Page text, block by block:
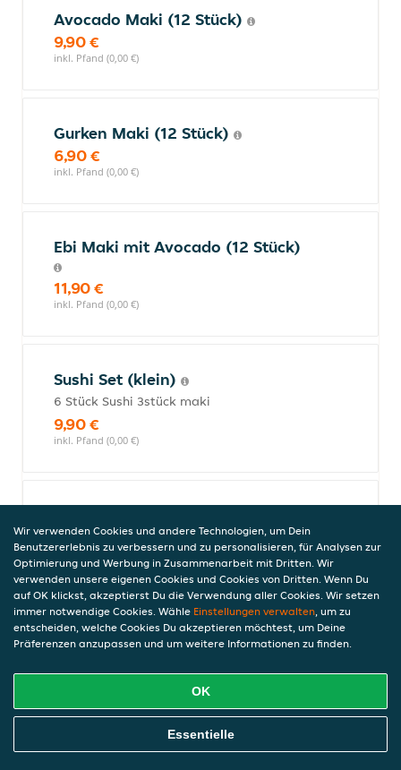
Avocado Maki (12 Stück)
9,90 €
inkl. Pfand (0,00 €)
Gurken Maki (12 Stück)
6,90 €
inkl. Pfand (0,00 €)
Ebi Maki mit Avocado (12 Stück)
11,90 €
inkl. Pfand (0,00 €)
Sushi Set (klein)
6 Stück Sushi 3stück maki
9,90 €
inkl. Pfand (0,00 €)
8stück Sushi 3 Stück maki
12,90 €
inkl. Pfand (0,00 €)
Sake Set (klein)
6 Stück Sushi 3stück maki
inkl. Pfand (0,00 €)
Online Essen Bestellen
Wir verwenden Cookies und andere Technologien, um Dein
Benutzererlebnis zu verbessern und zu personalisieren, für Analysen zur
Optimierung und Werbung in Zusammenarbeit mit Dritten. Wir
verwenden unsere eigenen Cookies und Cookies von Dritten. Wenn Du
auf OK klickst, akzeptierst Du die Verwendung aller Cookies. Wir setzen
immer notwendige Cookies. Wähle Einstellungen verwalten, um zu
entscheiden, welche Cookies Du akzeptieren möchtest, um Deine
Präferenzen anzupassen und um weitere Informationen zu finden.
OK
Essentielle